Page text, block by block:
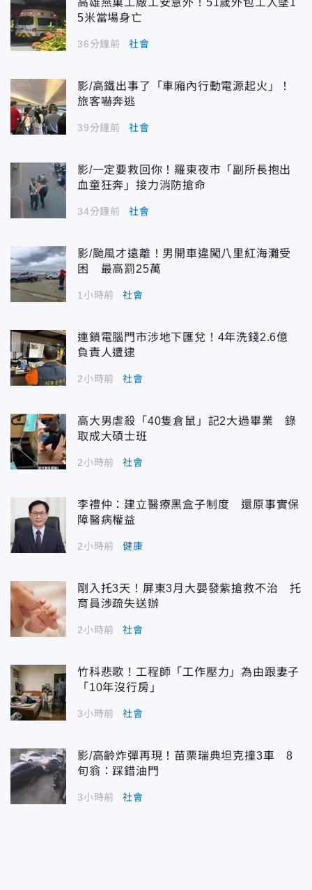
5米當場身亡
36分鐘前 社會
影/高鐵出事了「車廂內行動電源起火」！
旅客嚇奔逃
39分鐘前 社會
影/一定要救回你！羅東夜市「副所長抱出
血童狂奔」接力消防搶命
34分鐘前 社會
影/颱風才遠離！男開車違闖八里紅海灘受
困 最高罰25萬
1小時前 社會
連鎖電腦門市涉地下匯兌！4年洗錢2.6億
負責人遭逮
2小時前 社會
高大男虐殺「40隻倉鼠」記2大過畢業 錄
取成大碩士班
2小時前 社會
李禮仲：建立醫療黑盒子制度 還原事實保
障醫病權益
2小時前 健康
剛入托3天！屏東3月大嬰發紫搶救不治 托
育員涉疏失送辦
2小時前 社會
竹科悲歌！工程師「工作壓力」為由跟妻子
「10年沒行房」
3小時前 社會
影/高齡炸彈再現！苗栗瑞典坦克撞3車 8
旬翁：踩錯油門
3小時前 社會